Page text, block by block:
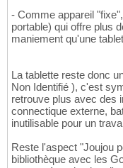
- Comme appareil
portable) qui offre plus
maniement qu'une
La tablette reste donc
Non Identifié ), c'est
retrouve plus avec des
connectique externe,
inutilisable pour un
Reste l'aspect "Joujou
bibliothèque avec les